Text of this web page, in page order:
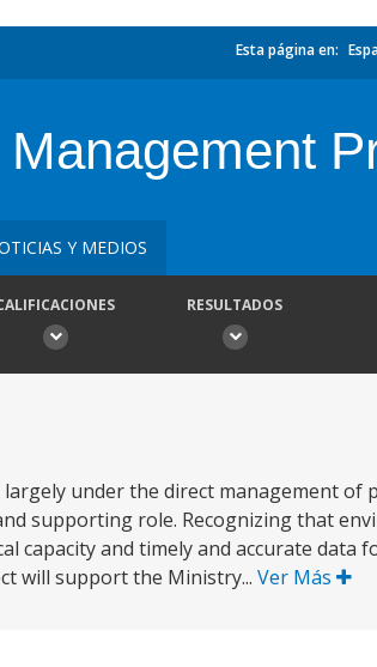
Esta página en:
Y MEDIOS
RESULTADOS
under the direct management of
supporting role. Recognizing that
capacity and timely and accurate data
will support the Ministry... Ver Más